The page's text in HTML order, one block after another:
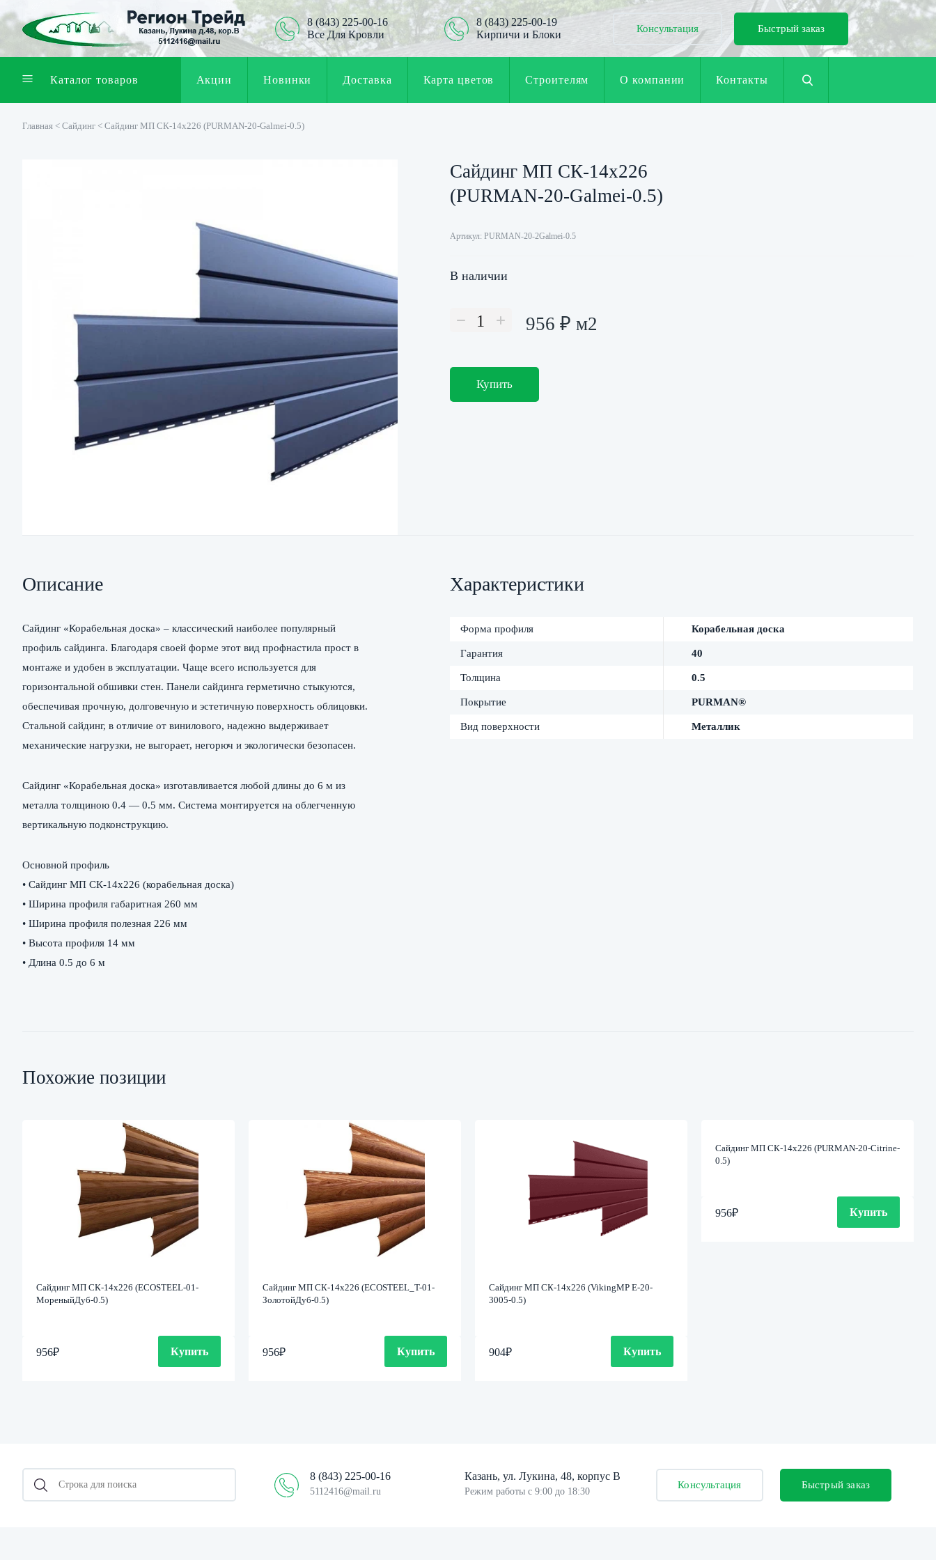
8 (843) 225-00-16
Все Для Кровли
8 (843) 225-00-19
Кирпичи и Блоки
Консультация Быстрый заказ
Каталог товаров Акции Новинки Доставка Карта цветов Строителям О компании Контакты
Главная < Cайдинг < Сайдинг МП СК-14х226 (PURMAN-20-Galmei-0.5)
Сайдинг МП СК-14х226
(PURMAN-20-Galmei-0.5)
Артикул: PURMAN-20-2Galmei-0.5
В наличии
1 956 ₽ м2
Купить
Описание
Сайдинг «Корабельная доска» – классический наиболее популярный
профиль сайдинга. Благодаря своей форме этот вид профнастила прост в
монтаже и удобен в эксплуатации. Чаще всего используется для
горизонтальной обшивки стен. Панели сайдинга герметично стыкуются,
обеспечивая прочную, долговечную и эстетичную поверхность облицовки.
Стальной сайдинг, в отличие от винилового, надежно выдерживает
механические нагрузки, не выгорает, негорюч и экологически безопасен.
Сайдинг «Корабельная доска» изготавливается любой длины до 6 м из
металла толщиною 0.4 — 0.5 мм. Система монтируется на облегченную
вертикальную подконструкцию.
Основной профиль
• Cайдинг МП СК-14х226 (корабельная доска)
• Ширина профиля габаритная 260 мм
• Ширина профиля полезная 226 мм
• Высота профиля 14 мм
• Длина 0.5 до 6 м
Характеристики
Форма профиля Корабельная доска
Гарантия 40
Толщина 0.5
Покрытие PURMAN®
Вид поверхности Металлик
Похожие позиции
Сайдинг МП СК-14х226 (ECOSTEEL-01-
МореныйДуб-0.5)
956₽ Купить
Сайдинг МП СК-14х226 (ECOSTEEL_T-01-
ЗолотойДуб-0.5)
956₽ Купить
Сайдинг МП СК-14х226 (VikingMP E-20-
3005-0.5)
904₽ Купить
Сайдинг МП СК-14х226 (PURMAN-20-Citrine-
0.5)
956₽ Купить
8 (843) 225-00-16
5112416@mail.ru
Казань, ул. Лукина, 48, корпус В
Режим работы с 9:00 до 18:30
Консультация Быстрый заказ